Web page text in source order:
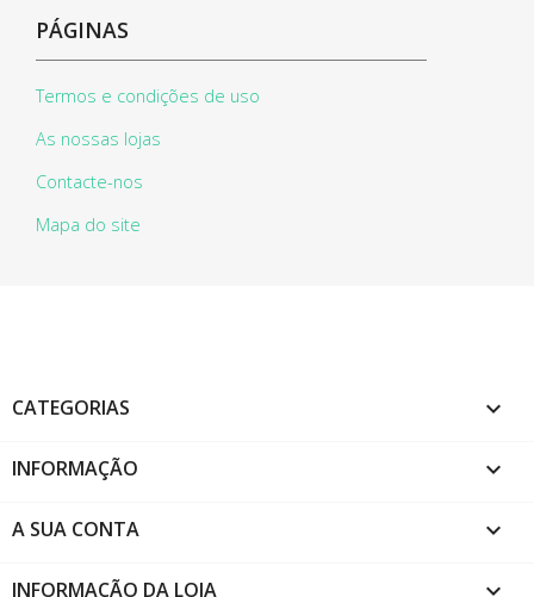
PÁGINAS
Termos e condições de uso
As nossas lojas
Contacte-nos
Mapa do site
CATEGORIAS 
INFORMAÇÃO 
A SUA CONTA 
INFORMAÇÃO DA LOJA keyboard_arrow_down